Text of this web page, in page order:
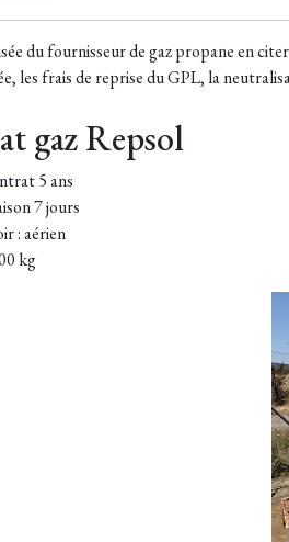
du fournisseur de gaz propane en
les frais de reprise du GPL, la
gaz Repsol
5 ans
7 jours
: aérien
kg